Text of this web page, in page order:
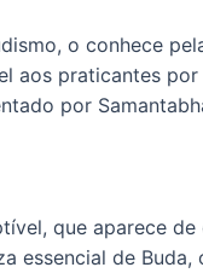
o conhece
aos praticantes
por
que aparece
essencial de